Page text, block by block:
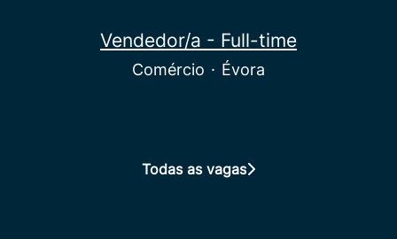
Vendedor/a - Full-time
Comércio · Évora
Todas as vagas